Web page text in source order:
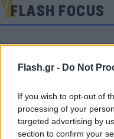
Flash.gr - Do Not
If you wish to opt-out of
processing of your
targeted advertising by
section to confirm your
FLASH FOCUS